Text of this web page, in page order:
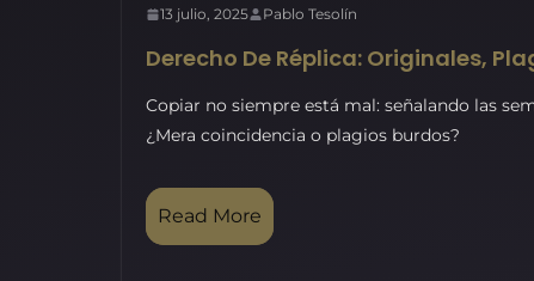
13 julio, 2025 Pablo Tesolín
Derecho De Réplica: Originales,
Copiar no siempre está mal: señalando las
¿Mera coincidencia o plagios burdos?
Read More